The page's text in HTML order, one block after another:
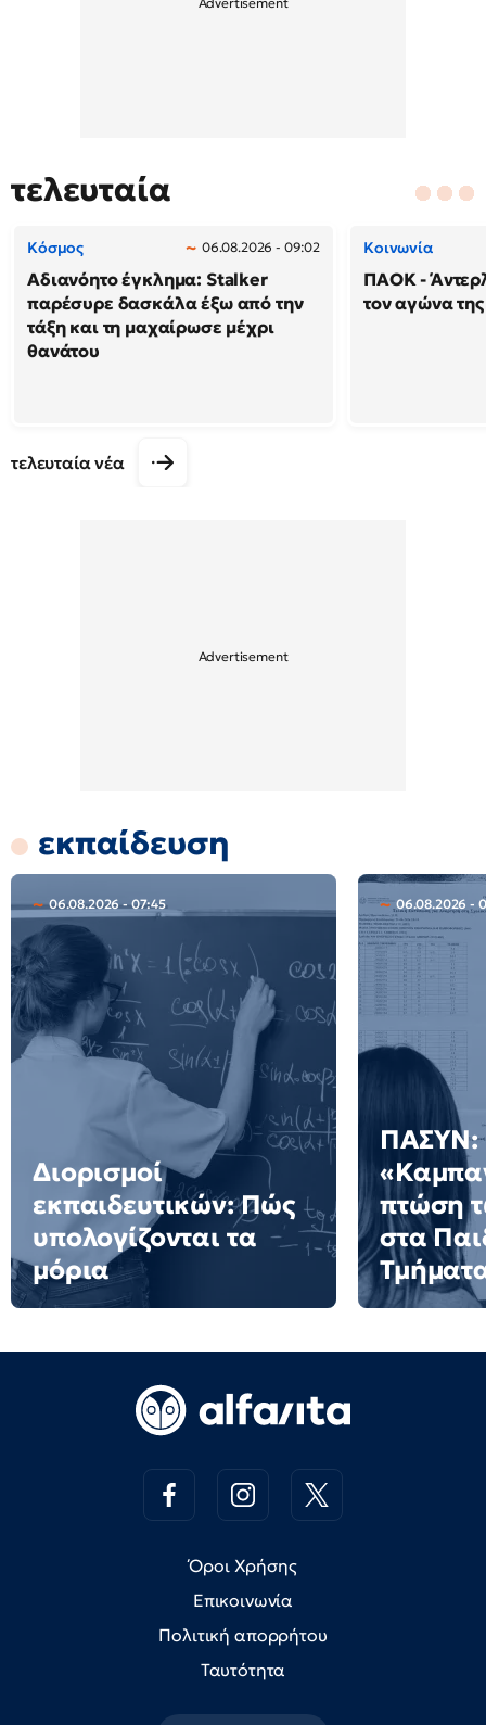
τελευταία
Κόσμος 06.08.2026 - 09:02
Αδιανόητο έγκλημα: Stalker
παρέσυρε δασκάλα έξω από την
τάξη και τη μαχαίρωσε μέχρι
θανάτου
Κοινωνία
ΠΑΟΚ -
τον αγώνα
τελευταία νέα
εκπαίδευση
06.08.2026 - 07:45
Διορισμοί
εκπαιδευτικών: Πώς
υπολογίζονται τα
μόρια
06.08.2026 -
ΠΑΣΥΝ:
πτώση
στα
Όροι Χρήσης
Επικοινωνία
Πολιτική απορρήτου
Ταυτότητα